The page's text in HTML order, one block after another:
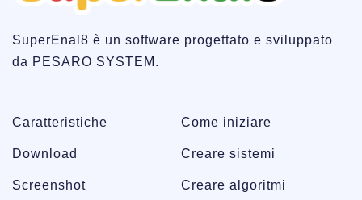
SuperEnal8 è un software progettato e sviluppato
da PESARO SYSTEM.
Caratteristiche
Download
Screenshot
Come iniziare
Creare sistemi
Creare algoritmi